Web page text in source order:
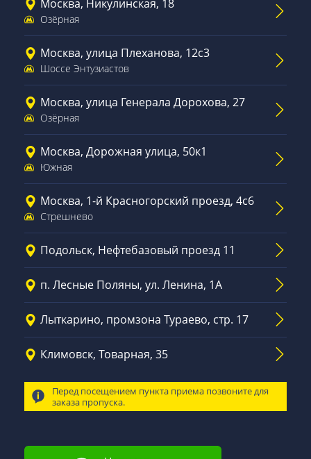
Москва, Никулинская, 18
Озёрная
Москва, улица Плеханова, 12с3
Шоссе Энтузиастов
Москва, улица Генерала Дорохова, 27
Озёрная
Москва, Дорожная улица, 50к1
Южная
Москва, 1-й Красногорский проезд, 4с6
Стрешнево
Подольск, Нефтебазовый проезд 11
п. Лесные Поляны, ул. Ленина, 1А
Лыткарино, промзона Тураево, стр. 17
Климовск, Товарная, 35
Перед посещением пункта приема позвоните для
заказа пропуска.